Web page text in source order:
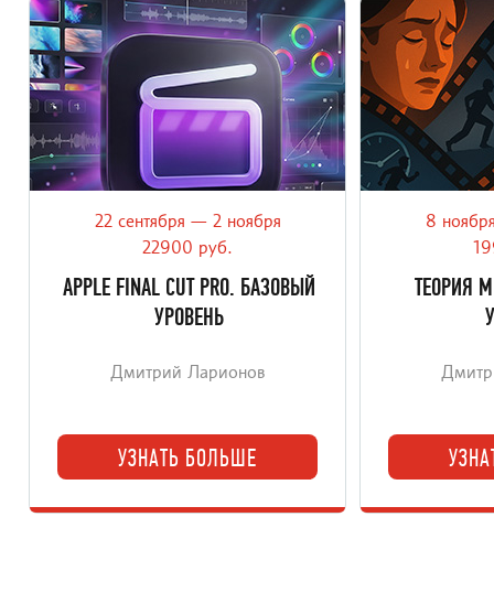
Курс монтажа в Final Cut Pro на Mac: с
нуля до уверенной работы в
22 сентября — 2 ноября
22900 руб.
APPLE FINAL CUT PRO. БАЗОВЫЙ
УРОВЕНЬ
Дмитрий Ларионов
УЗНАТЬ БОЛЬШЕ
Третья часть
курса о
8
ТЕОРИЯ